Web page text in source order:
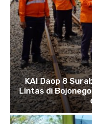
KAI Daop 8
Lintas di